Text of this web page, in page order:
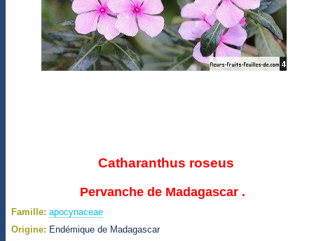
Catharanthus roseus
Pervanche de Madagascar .
Famille: apocynaceae
Origine: Endémique de Madagascar